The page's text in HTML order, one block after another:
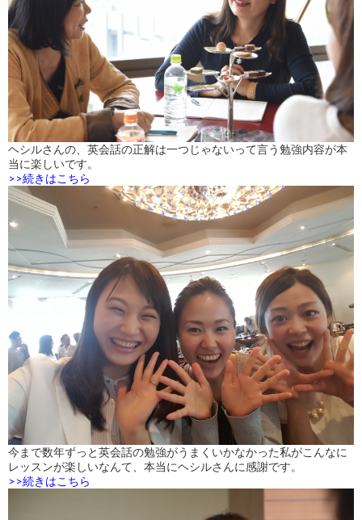
ヘシルさんの、英会話の正解は一つじゃないって言う勉強内容が本
当に楽しいです。
>>続きはこちら
今まで数年ずっと英会話の勉強がうまくいかなかった私がこんなに
レッスンが楽しいなんて、本当にヘシルさんに感謝です。
>>続きはこちら